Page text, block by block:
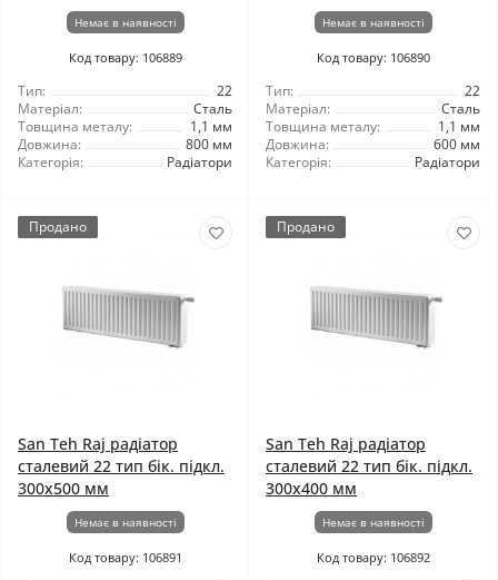
Немає в наявності
Код товару: 106889
Тип:
22
Матеріал:
Сталь
Товщина металу:
1,1 мм
Довжина:
800 мм
Категорія:
Радіатори
Немає в наявності
Код товару: 106890
Тип:
22
Матеріал:
Сталь
Товщина металу:
1,1 мм
Довжина:
600 мм
Категорія:
Радіатори
Продано
San Teh Raj радіатор
сталевий 22 тип бік. підкл.
300x500 мм
Немає в наявності
Код товару: 106891
Продано
San Teh Raj радіатор
сталевий 22 тип бік. підкл.
300x400 мм
Немає в наявності
Код товару: 106892